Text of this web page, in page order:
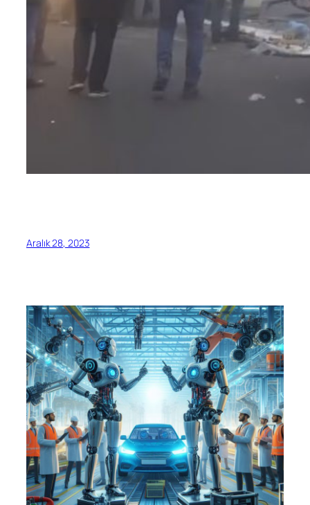
Aralık 28, 2023